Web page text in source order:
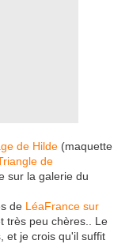
de Hilde (maquette
de
sur la galerie du
de LéaFrance sur
très peu chères.. Le
et je crois qu'il suffit